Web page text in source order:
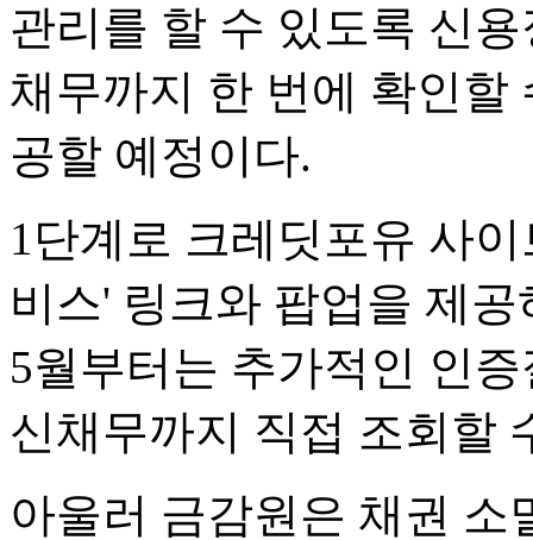
관리를 할 수 있도록 신
채무까지 한 번에 확인할
공할 예정이다.
1단계로 크레딧포유 사
비스' 링크와 팝업을 제
5월부터는 추가적인 인
신채무까지 직접 조회할
아울러 금감원은 채권 소